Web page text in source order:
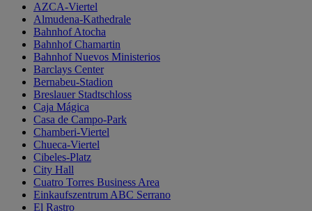
AZCA-Viertel
Almudena-Kathedrale
Bahnhof Atocha
Bahnhof Chamartin
Bahnhof Nuevos Ministerios
Barclays Center
Bernabeu-Stadion
Breslauer Stadtschloss
Caja Mágica
Casa de Campo-Park
Chamberi-Viertel
Chueca-Viertel
Cibeles-Platz
City Hall
Cuatro Torres Business Area
Einkaufszentrum ABC Serrano
El Rastro